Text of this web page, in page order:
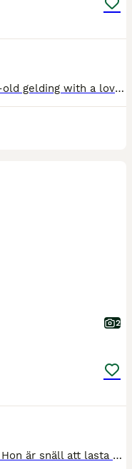
Berecik is a quality 160 cm, 5-year-old gelding with a lovely, genuine temperament. He is a perfect horse who is ready to be ridden and enjoyed by riders of all abilities. Berecik is a fun and confidence-giving horse who enjoys his work and is happy to try anything he is asked for. He hacks out very well both alone and in company and is safe in open spaces. At the arena he
2
Bella är en trevlig och lättsam tjej. Hon är snäll att lasta och verka. Säljes som sällskap eller framtida ridtravare (ej riden idag) inte skadad. går idag på lösdrift och är snäll mot alla. Finns I V